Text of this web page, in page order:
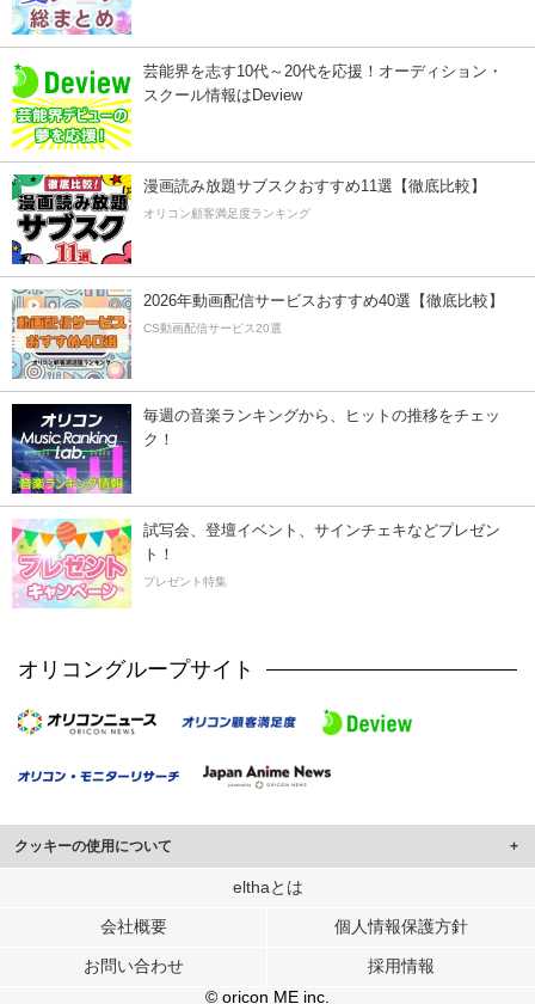
芸能界を志す10代～20代を応援！オーディション・
スクール情報はDeview
漫画読み放題サブスクおすすめ11選【徹底比較】
オリコン顧客満足度ランキング
2026年動画配信サービスおすすめ40選【徹底比較】
CS動画配信サービス20選
毎週の音楽ランキングから、ヒットの推移をチェッ
ク！
試写会、登壇イベント、サインチェキなどプレゼン
ト！
プレゼント特集
オリコングループサイト
クッキーの使用について
このサイトでは Cookie を使用して、ユーザーに合わせたコンテンツや広告の
行っています。
メディアや広告配信、データ解析の各パートナーに提供しています。
elthaとは
会社概要 個人情報保護方針
お問い合わせ
採用情報
© oricon ME inc.